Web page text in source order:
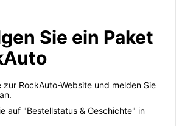
Sie ein Paket
zur RockAuto-Website und melden Sie
auf "Bestellstatus & Geschichte" in